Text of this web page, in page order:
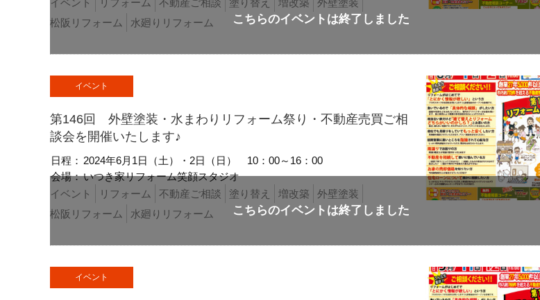
イベント
リフォーム 不動産ご相談 塗り替え 増改築
外壁塗装
松阪リフォーム
水廻りリフォーム
イベント
第146回 外壁塗装・水まわりリフォーム祭り・不動産売買ご相
談会を開催いたします♪
日程： 2024年6月1日（土）・2日（日）
10：00～16：00
会場：いつき家リフォーム笑顔スタジオ
イベント
リフォーム 不動産ご相談 塗り替え 増改築
外壁塗装
松阪リフォーム
水廻りリフォーム
イベント